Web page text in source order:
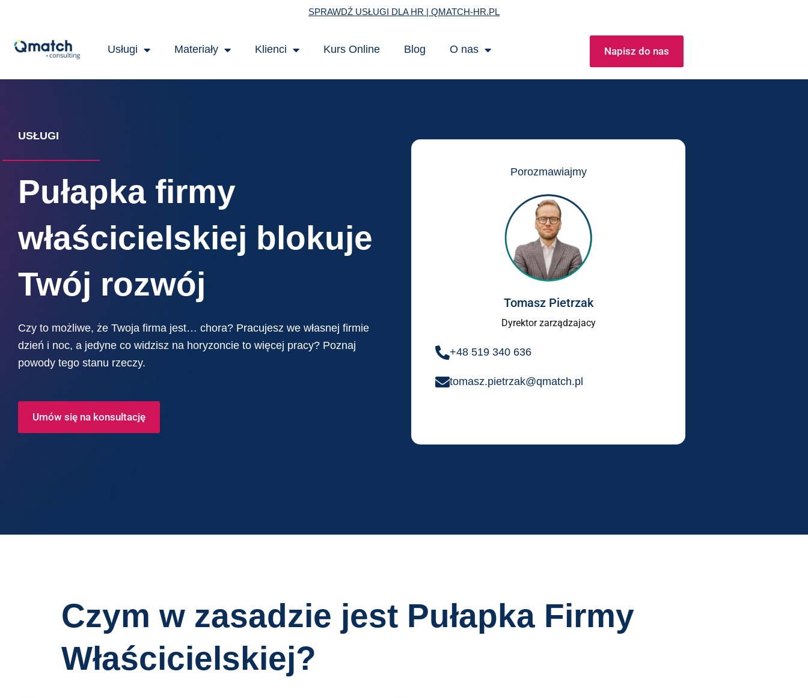
content
SPRAWDŹ USŁUGI DLA HR | QMATCH-HR.PL
Usługi Materiały Klienci Kurs Online Blog O nas Napisz do nas
USŁUGI
Pułapka firmy
właścicielskiej blokuje
Twój rozwój
Czy to możliwe, że Twoja firma jest… chora? Pracujesz we własnej firmie
dzień i noc, a jedyne co widzisz na horyzoncie to więcej pracy? Poznaj
powody tego stanu rzeczy.
Umów się na konsultację
Porozmawiajmy
Tomasz Pietrzak
Dyrektor zarządzajacy
+48 519 340 636
tomasz.pietrzak@qmatch.pl
Czym w zasadzie jest Pułapka Firmy
Właścicielskiej?